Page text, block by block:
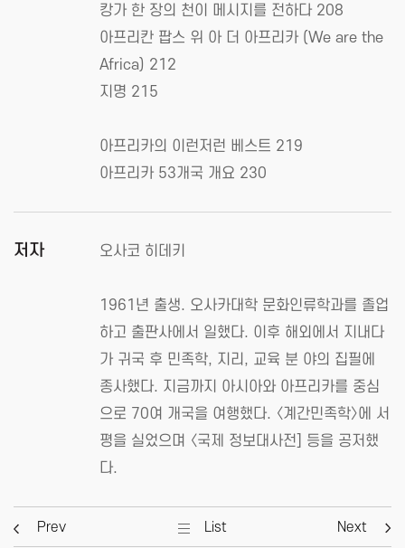
캉가 한 장의 천이 메시지를 전하다 208
아프리칸 팝스 위 아 더 아프리카 (We are the
Africa) 212
지명 215
아프리카의 이런저런 베스트 219
아프리카 53개국 개요 230
저자 오사코 히데키
1961년 출생. 오사카대학 문화인류학과를 졸업
하고 출판사에서 일했다. 이후 해외에서 지내다
가 귀국 후 민족학, 지리, 교육 분 야의 집필에
종사했다. 지금까지 아시아와 아프리카를 중심
으로 70여 개국을 여행했다. 〈계간민족학〉에 서
평을 실었으며 〈국제 정보대사전] 등을 공저했
다.
Prev List Next